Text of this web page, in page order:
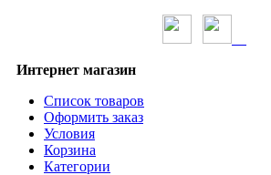
Интернет магазин
Список товаров
Оформить заказ
Условия
Корзина
Категории